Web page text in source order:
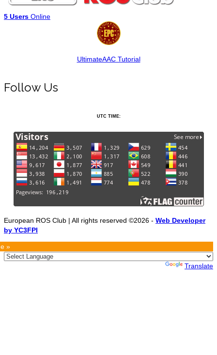
5 Users Online
UltimateAAC Tutorial
Follow Us
UTC TIME:
European ROS Club | All rights reserved ©2026 - Web Developer
by YC3FPI
»
Translate